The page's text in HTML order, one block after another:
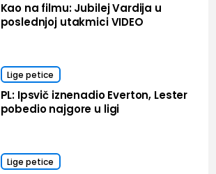
Kao na filmu: Jubilej Vardija u
poslednjoj utakmici VIDEO
Lige petice
PL: Ipsvič iznenadio Everton, Lester
pobedio najgore u ligi
Lige petice